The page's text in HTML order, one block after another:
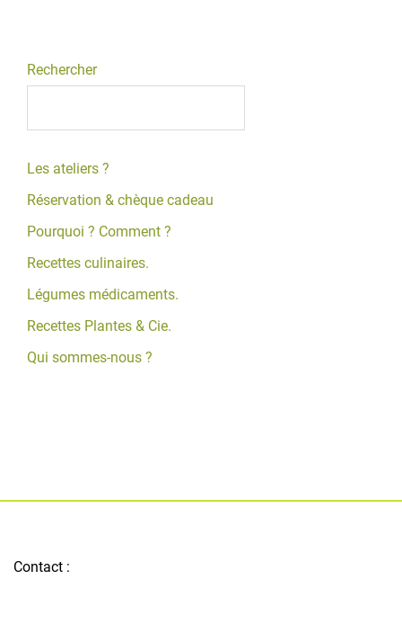
Rechercher
Les ateliers ?
Réservation & chèque cadeau
Pourquoi ? Comment ?
Recettes culinaires.
Légumes médicaments.
Recettes Plantes & Cie.
Qui sommes-nous ?
Contact :